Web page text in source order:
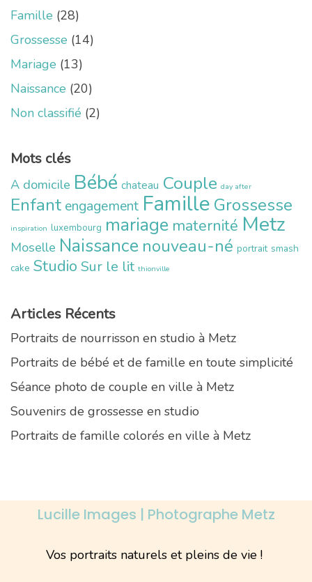
Famille (28)
Grossesse (14)
Mariage (13)
Naissance (20)
Non classifié (2)
Mots clés
A domicile Bébé chateau Couple day after
Enfant engagement Famille Grossesse
inspiration luxembourg mariage maternité Metz
Moselle Naissance nouveau-né portrait smash
cake Studio Sur le lit thionville
Articles Récents
Portraits de nourrisson en studio à Metz
Portraits de bébé et de famille en toute simplicité
Séance photo de couple en ville à Metz
Souvenirs de grossesse en studio
Portraits de famille colorés en ville à Metz
Lucille Images | Photographe Metz
Vos portraits naturels et pleins de vie !